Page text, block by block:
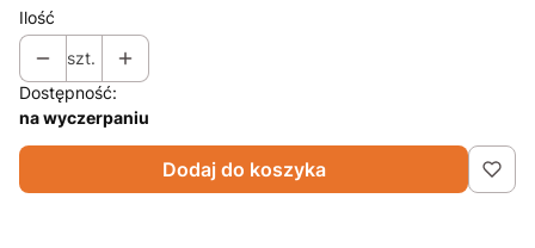
Ilość
szt.
Dostępność:
na wyczerpaniu
Dodaj do koszyka